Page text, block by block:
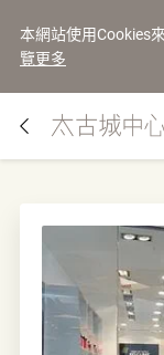
本網站使用Cookies
覽更多